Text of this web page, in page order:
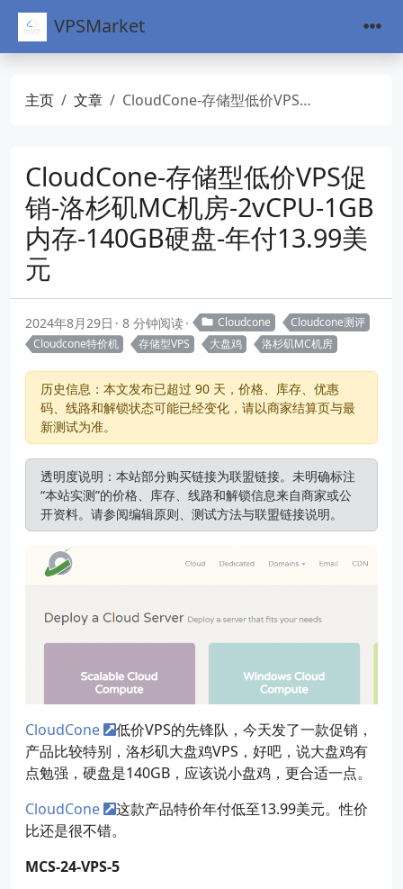
VPSMarket
主页 文章 CloudCone-存储型低价VPS促销-洛杉矶MC机房-2vCPU-1GB内存-140GB硬盘-年付13.99美元
CloudCone-存储型低价VPS促
销-洛杉矶MC机房-2vCPU-1GB
内存-140GB硬盘-年付13.99美
元
2024年8月29日 8 分钟阅读 Cloudcone
Cloudcone测评
Cloudcone特价机
存储型VPS 大盘鸡 洛杉矶MC机房
历史信息：本文发布已超过 90 天，价格、库存、优惠
码、线路和解锁状态可能已经变化，请以商家结算页与最
新测试为准。
透明度说明：本站部分购买链接为联盟链接。未明确标注
“本站实测”的价格、库存、线路和解锁信息来自商家或公
开资料。请参阅编辑原则、 测试方法与联盟链接说明。
CloudCone
低价VPS的先锋队，今天发了一款促销，
产品比较特别，洛杉矶大盘鸡VPS，好吧，说大盘鸡有
点勉强，硬盘是140GB，应该说小盘鸡，更合适一点。
CloudCone
这款产品特价年付低至13.99美元。性价
比还是很不错。
MCS-24-VPS-5